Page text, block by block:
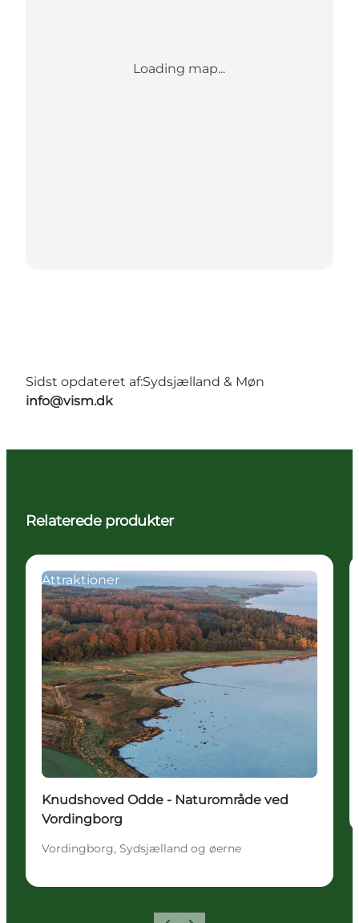
Loading map...
Sidst opdateret af:Sydsjælland & Møn
info@vism.dk
Relaterede produkter
Attraktioner
Knudshoved Odde - Naturområde ved
Vordingborg
Vordingborg, Sydsjælland og øerne